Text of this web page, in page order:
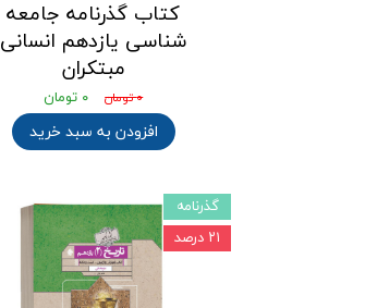
کتاب گذرنامه جامعه
شناسی یازدهم انسانی
مبتکران
۰ تومان ۰ تومان
افزودن به سبد خرید
گذرنامه
۲۱ درصد